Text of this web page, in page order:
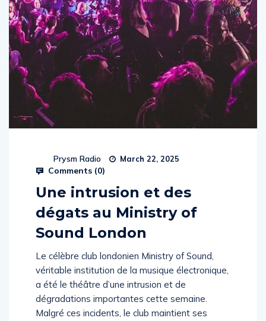
Prysm Radio March 22, 2025
Comments (0)
Une intrusion et des
dégats au Ministry of
Sound London
Le célèbre club londonien Ministry of Sound,
véritable institution de la musique électronique,
a été le théâtre d’une intrusion et de
dégradations importantes cette semaine.
Malgré ces incidents, le club maintient ses